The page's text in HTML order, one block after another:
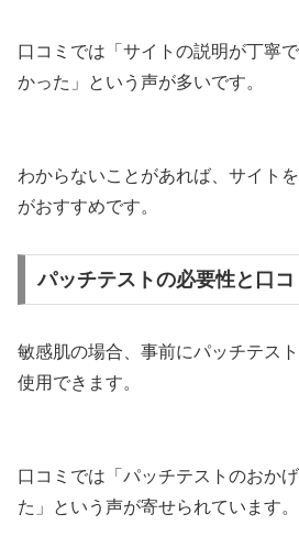
口コミでは「サイトの説明が丁寧
かった」という声が多いです。
わからないことがあれば、サイト
がおすすめです。
パッチテストの必要性と口
敏感肌の場合、事前にパッチテス
使用できます。
口コミでは「パッチテストのおか
た」という声が寄せられています。